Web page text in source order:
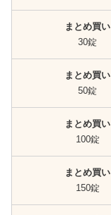
まとめ買い
30錠
まとめ買い
50錠
まとめ買い
100錠
まとめ買い
150錠